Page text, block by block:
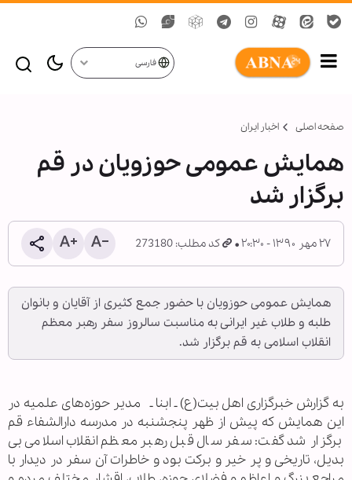
فارسی
صفحه اصلی اخبار ایران
همایش عمومی حوزویان در قم
برگزار شد
۲۷ مهر ۱۳۹۰ - ۲۰:۳۰ کد مطلب: 273180
همایش عمومی حوزویان با حضور جمع کثیری از آقایان و بانوان
طلبه و طلاب غیر ایرانی به مناسبت سالروز سفر رهبر معظم
انقلاب اسلامی به قم برگزار شد.
به گزارش خبرگزاری اهل بیت(ع) ـ ابنا ـ مدیر حوزه‌های علمیه در
این همایش که پیش از ظهر پنجشنبه در مدرسه دارالشفاء قم
برگزار شد گفت: سفر سال قبل رهبر معظم انقلاب اسلامی بی
بدیل، تاریخی و پر خیر و برکت بود و خاطرات آن سفر در دیدار با